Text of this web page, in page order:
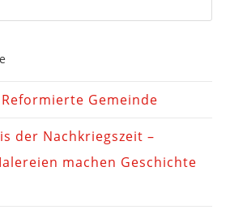
Gemeinde
der Nachkriegszeit –
machen Geschichte